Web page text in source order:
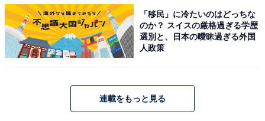
「移民」に冷たいのはどっちな
のか？ スイスの厳格過ぎる学歴
選別と、日本の曖昧過ぎる外国
人政策
連載をもっと見る